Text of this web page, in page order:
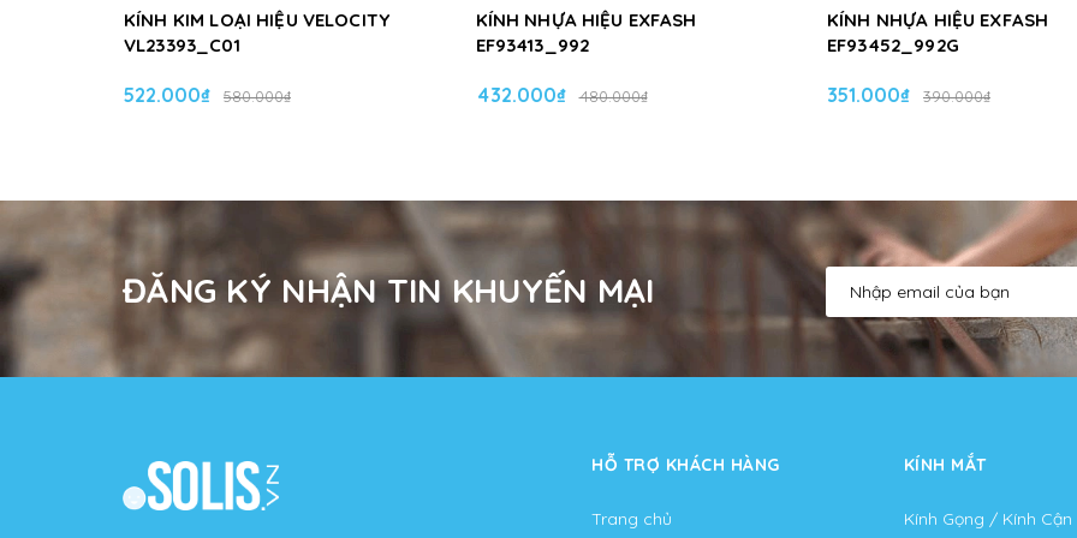
KÍNH KIM LOẠI HIỆU VELOCITY
VL23393_C01
522.000₫ 580.000₫
KÍNH NHỰA HIỆU EXFASH
EF93413_992
432.000₫ 480.000₫
KÍNH NHỰA HIỆU EXFASH
EF93452_992G
351.000₫ 390.000₫
ĐĂNG KÝ NHẬN TIN KHUYẾN MẠI
HỖ TRỢ KHÁCH HÀNG
Trang chủ
KÍNH MẮT
Kính Gọng / Kính Cận